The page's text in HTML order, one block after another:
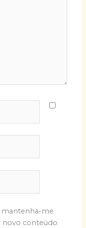
mantenha-me
novo conteúdo